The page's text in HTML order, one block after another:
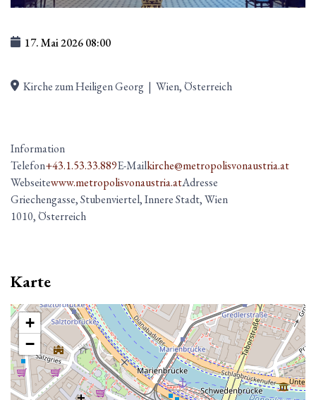
17. Mai 202608:00
Kirche zum Heiligen Georg | Wien, Österreich
Information
Telefon+43.1.53.33.889E-Mailkirche@metropolisvonaustria.at
Webseitewww.metropolisvonaustria.atAdresse
Griechengasse, Stubenviertel, Innere Stadt, Wien
1010, Österreich
Karte
+
−